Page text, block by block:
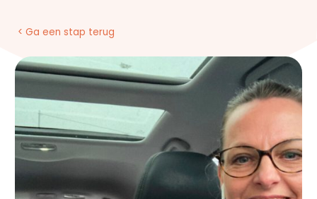
< Ga een stap terug